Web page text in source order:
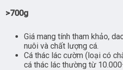
>700g
Giá mang tính tham khảo,
nuôi và chất lượng cá.
Cá thác lác cườm (loại có
cá thác lác thường từ